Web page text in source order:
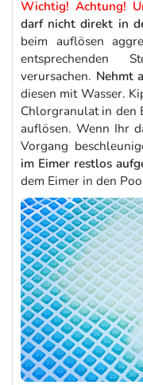
Wichtig! Achtung!
darf nicht direkt in
beim auflösen
entsprechenden
verursachen. Nehmt
diesen mit Wasser.
Chlorgranulat in den
auflösen. Wenn Ihr
Vorgang
im Eimer restlos
dem Eimer in den